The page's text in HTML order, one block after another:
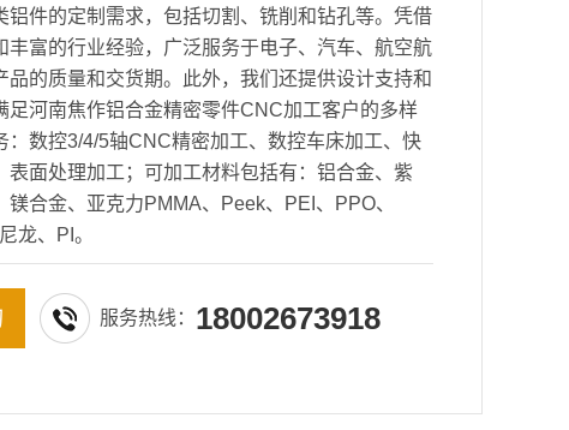
铝件的定制需求，包括切割、铣削和钻孔等。凭借
丰富的行业经验，广泛服务于电子、汽车、航空航
品的质量和交货期。此外，我们还提供设计支持和
足河南焦作铝合金精密零件CNC加工客户的多样
：数控3/4/5轴CNC精密加工、数控车床加工、快
表面处理加工；可加工材料包括有：铝合金、紫
镁合金、亚克力PMMA、Peek、PEI、PPO、
龙、PI。
服务热线： 18002673918